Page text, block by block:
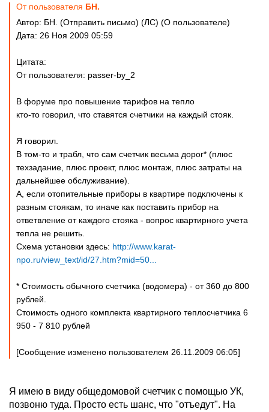
От пользователя БН.
Автор: БН. (Отправить письмо) (ЛС) (О пользователе)
Дата: 26 Ноя 2009 05:59
Цитата:
От пользователя: passer-by_2
В форуме про повышение тарифов на тепло
кто-то говорил, что ставятся счетчики на каждый стояк.
Я говорил.
В том-то и трабл, что сам счетчик весьма дорог* (плюс
техзадание, плюс проект, плюс монтаж, плюс затраты на
дальнейшее обслуживание).
А, если отопительные приборы в квартире подключены к
разным стоякам, то иначе как поставить прибор на
ответвление от каждого стояка - вопрос квартирного учета
тепла не решить.
Схема установки здесь: http://www.karat-
npo.ru/view_text/id/27.htm?mid=50...
* Стоимость обычного счетчика (водомера) - от 360 до 800
рублей.
Стоимость одного комплекта квартирного теплосчетчика 6
950 - 7 810 рублей
[Сообщение изменено пользователем 26.11.2009 06:05]
Я имею в виду общедомовой счетчик с помощью УК,
позвоню туда. Просто есть шанс, что "отъедут". На